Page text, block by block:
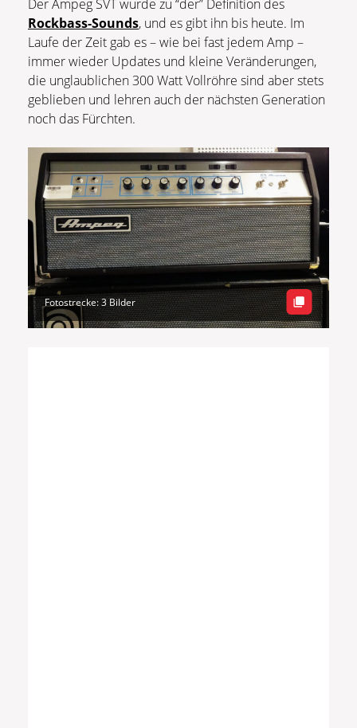
Der Ampeg SVT wurde zu “der” Definition des
Rockbass-Sounds, und es gibt ihn bis heute. Im
Laufe der Zeit gab es – wie bei fast jedem Amp –
immer wieder Updates und kleine Veränderungen,
die unglaublichen 300 Watt Vollröhre sind aber stets
geblieben und lehren auch der nächsten Generation
noch das Fürchten.
Fotostrecke: 3 Bilder